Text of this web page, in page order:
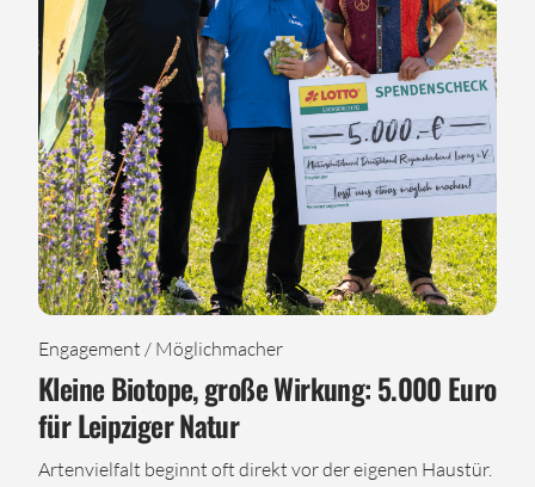
Engagement / Möglichmacher
Kleine Biotope, große Wirkung: 5.000 Euro
für Leipziger Natur
Artenvielfalt beginnt oft direkt vor der eigenen Haustür.